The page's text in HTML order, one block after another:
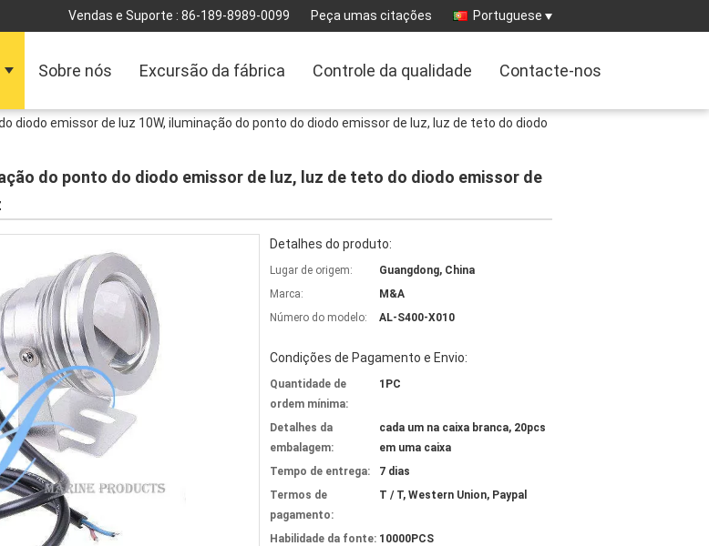
Vendas e Suporte : 86-189-8989-0099 Peça umas citações Portuguese
Sobre nós Excursão da fábrica Controle da qualidade Contacte-nos
diodo emissor de luz 10W, iluminação do ponto do diodo emissor de luz, luz de teto do diodo
do ponto do diodo emissor de luz, luz de teto do diodo emissor de
Detalhes do produto:
Lugar de origem:
Guangdong, China
Marca:
M&A
Número do modelo:
AL-S400-X010
Condições de Pagamento e Envio:
Quantidade de
ordem mínima:
1PC
Detalhes da
embalagem:
cada um na caixa branca, 20pcs
em uma caixa
Tempo de entrega:
7 dias
Termos de
pagamento:
T / T, Western Union, Paypal
Habilidade da fonte: 10000PCS